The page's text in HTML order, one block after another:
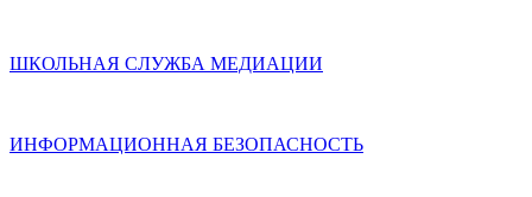
ШКОЛЬНАЯ СЛУЖБА МЕДИАЦИИ
ИНФОРМАЦИОННАЯ БЕЗОПАСНОСТЬ